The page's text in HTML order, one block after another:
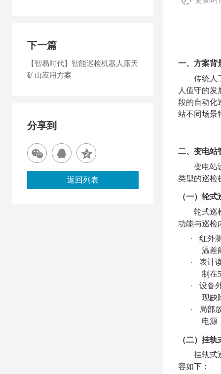
一、方案背
传统人
人值守的
段的自动化
站不同场景
二、变电站
变电站
类型的巡检
（一）轮
轮式巡
功能与巡检
·
红外
温差
·
表计
制在
·
设备
现缺
·
局部
电源
（二）挂
挂轨式
容如下：
下一篇
【智易时代】智能巡检机器人露天
矿山应用方案
分享到
返回列表